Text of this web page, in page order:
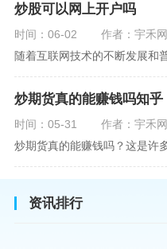
炒股可以网上开户吗
时间：06-02
作者：宇禾网
炒期货真的能赚钱吗知乎
时间：05-31
作者：宇禾网
资讯排行